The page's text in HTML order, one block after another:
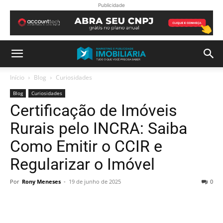
Publicidade
Início Blog Curiosidades
Blog Curiosidades
Certificação de Imóveis
Rurais pelo INCRA: Saiba
Como Emitir o CCIR e
Regularizar o Imóvel
Por Rony Meneses - 19 de junho de 2025 0